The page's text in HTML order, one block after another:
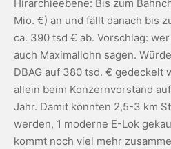
Hirarchieebene: Bis zum
Mio. €) an und fällt danach bis
ca. 390 tsd € ab. Vorschlag:
auch Maximallohn sagen.
DBAG auf 380 tsd. € gedeckelt
allein beim Konzernvorstand
Jahr. Damit könnten 2,5-3 km
werden, 1 moderne E-Lok
kommt noch viel mehr